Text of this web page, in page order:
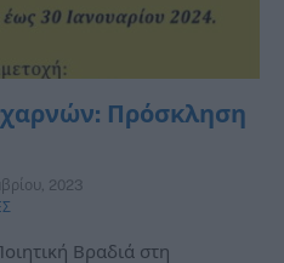
Πρόσκληση
2023
Βραδιά στη